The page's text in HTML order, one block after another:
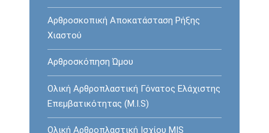
Αρθροσκοπική Αποκατάσταση Ρήξης
Χιαστού
Αρθροσκόπηση Ώμου
Ολική Αρθροπλαστική Γόνατος Ελάχιστης
Επεμβατικότητας (M.I.S)
Ολική Αρθροπλαστική Ισχίου MIS